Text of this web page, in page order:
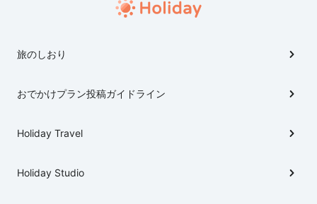
旅のしおり
おでかけプラン投稿ガイドライン
Holiday Travel
Holiday Studio